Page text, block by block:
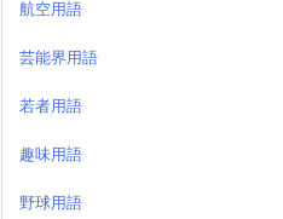
航空用語
芸能界用語
若者用語
趣味用語
野球用語